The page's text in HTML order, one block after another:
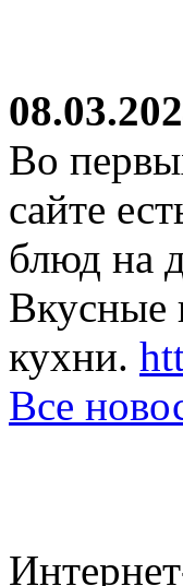
Во
сайте
блюд на
Вкусные
кухни.
Все